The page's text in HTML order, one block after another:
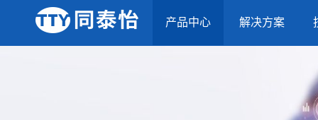
产品中心 解决方案